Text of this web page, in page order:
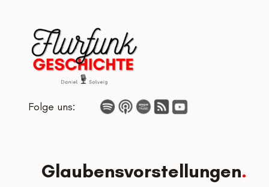
springen
Folge uns:
Glaubensvorstellungen